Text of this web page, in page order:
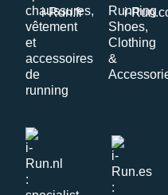
i-Run.fr i-